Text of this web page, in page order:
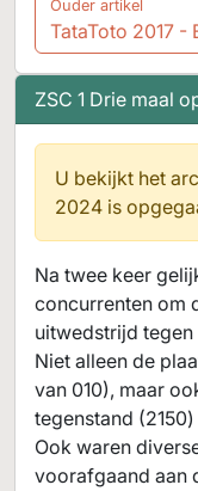
ZSC 1 Drie maal
U bekijkt het
2024 is
Na twee keer
concurrenten om
uitwedstrijd tegen
Niet alleen de
van 010), maar
tegenstand
Ook waren
voorafgaand aan
Ouder artikel
TataToto 2017 -